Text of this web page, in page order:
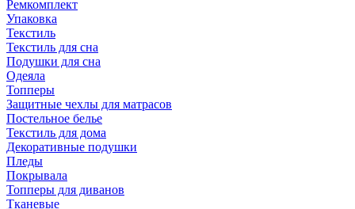
Ремкомплект
Упаковка
Текстиль
Текстиль для сна
Подушки для сна
Одеяла
Топперы
Защитные чехлы для матрасов
Постельное белье
Текстиль для дома
Декоративные подушки
Пледы
Покрывала
Топперы для диванов
Тканевые